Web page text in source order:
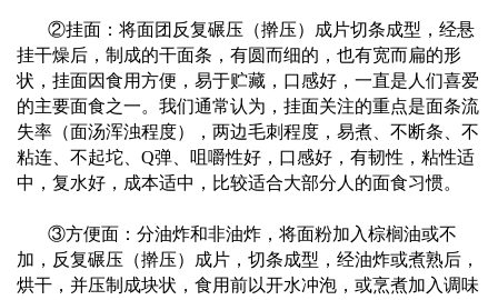
②挂面：将面团反复碾压（擀压）成片切条成型，经悬
挂干燥后，制成的干面条，有圆而细的，也有宽而扁的形
状，挂面因食用方便，易于贮藏，口感好，一直是人们喜爱
的主要面食之一。我们通常认为，挂面关注的重点是面条流
失率（面汤浑浊程度），两边毛刺程度，易煮、不断条、不
粘连、不起坨、 Q弹、咀嚼性好，口感好，有韧性，粘性适
中，复水好，成本适中，比较适合大部分人的面食习惯。
③方便面：分油炸和非油炸，将面粉加入棕榈油或不
加，反复碾压（擀压）成片，切条成型，经油炸或煮熟后，
烘干，并压制成块状，食用前以开水冲泡，或烹煮加入调味